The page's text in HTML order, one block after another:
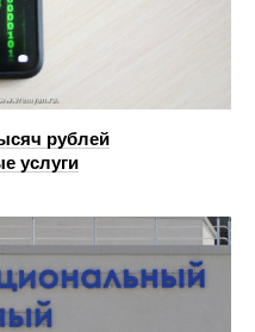
рублей
услуги